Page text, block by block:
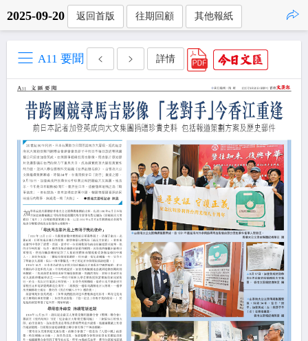
2025-09-20 返回首版 往期回顧 其他報紙
A11 要聞 詳情